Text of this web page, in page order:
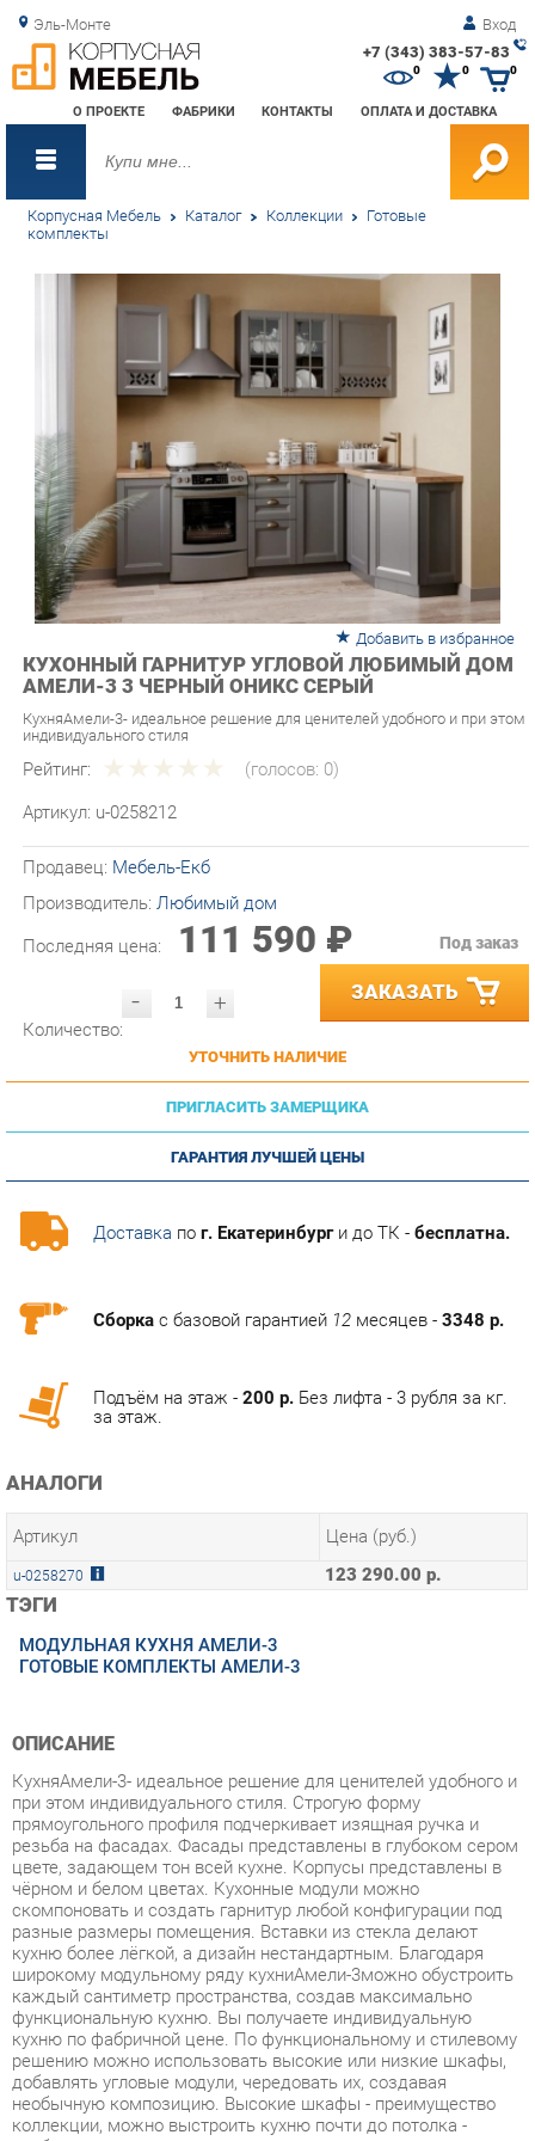
Эль-Монте Вход
+7 (343) 383-57-83
О ПРОЕКТЕ ФАБРИКИ КОНТАКТЫ ОПЛАТА И ДОСТАВКА
0 0
Корпусная Мебель Каталог Коллекции Готовые
комплекты
Добавить в избранное
КУХОННЫЙ ГАРНИТУР УГЛОВОЙ ЛЮБИМЫЙ ДОМ
АМЕЛИ-3 3 ЧЕРНЫЙ ОНИКС СЕРЫЙ
КухняАмели-3- идеальное решение для ценителей удобного и при этом
Рейтинг:
Артикул: u-0258212
Производитель:Любимый дом
Последняя цена: 111 590 ₽
- ЗАКАЗАТЬ
УТОЧНИТЬ НАЛИЧИЕ
ПРИГЛАСИТЬ ЗАМЕРЩИКА
ГАРАНТИЯ ЛУЧШЕЙ ЦЕНЫ
Доставкапог. Екатеринбурги до ТК -бесплатна.
АНАЛОГИ
Артикул
u-0258270 123 290.00 р.
ТЭГИ
МОДУЛЬНАЯ КУХНЯ АМЕЛИ-3
ГОТОВЫЕ КОМПЛЕКТЫ АМЕЛИ-3
ОПИСАНИЕ
прямоугольного профиля подчеркивает изящная ручка и
резьба на фасадах. Фасады представлены в глубоком сером
цвете, задающем тон всей кухне. Корпусы представлены в
чёрном и белом цветах. Кухонные модули можно
скомпоновать и создать гарнитур любой конфигурации под
разные размеры помещения. Вставки из стекла делают
кухню более лёгкой, а дизайн нестандартным. Благодаря
широкому модульному ряду кухниАмели-3можно обустроить
каждый сантиметр пространства, создав максимально
функциональную кухню. Вы получаете индивидуальную
кухню по фабричной цене. По функциональному и стилевому
решению можно использовать высокие или низкие шкафы,
добавлять угловые модули, чередовать их, создавая
необычную композицию. Высокие шкафы - преимущество
коллекции, можно выстроить кухню почти до потолка -
удобно уложить на верхние полки редко используемые вещи.
Стиль - классический, итальянский.
Условия покупки